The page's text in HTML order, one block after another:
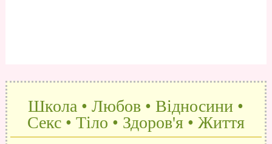
Школа • Любов • Відносини •
Секс • Тіло • Здоров'я • Життя